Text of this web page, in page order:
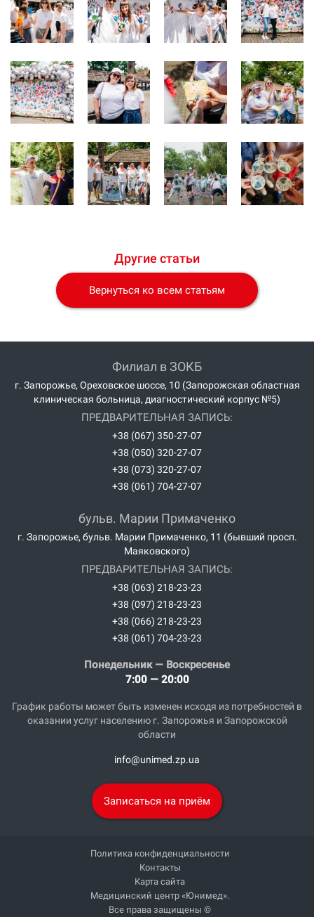
Другие статьи
Вернуться ко всем статьям
Понедельник — Воскресенье
7:00 — 20:00
График работы может быть изменен исходя из потребностей в
оказании услуг населению г. Запорожья и Запорожской
области
info@unimed.zp.ua
Записаться на приём
Филиал в ЗОКБ
г. Запорожье, Ореховское шоссе, 10 (Запорожская областная
клиническая больница, диагностический корпус №5)
ПРЕДВАРИТЕЛЬНАЯ ЗАПИСЬ:
+38 (067) 350-27-07
+38 (050) 320-27-07
+38 (073) 320-27-07
+38 (061) 704-27-07
бульв. Марии Примаченко
г. Запорожье, бульв. Марии Примаченко, 11 (бывший просп.
Маяковского)
ПРЕДВАРИТЕЛЬНАЯ ЗАПИСЬ:
+38 (063) 218-23-23
+38 (097) 218-23-23
+38 (066) 218-23-23
+38 (061) 704-23-23
Политика конфиденциальности
Контакты
Карта сайта
Медицинский центр «Юнимед».
Все права защищены ©